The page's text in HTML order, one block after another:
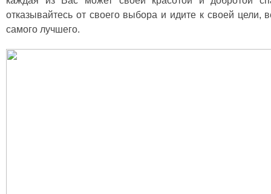
отказывайтесь от своего выбора и идите к своей цели,
самого лучшего.